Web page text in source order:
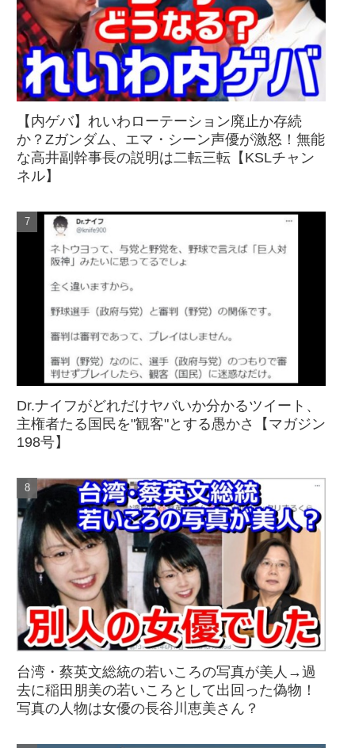
【内ゲバ】れいわローテーション廃止か存続
か？Zガンダム、エマ・シーン声優が激怒！無能
な高井副幹事長の説明は二転三転【KSLチャン
ネル】
Dr.ナイフがどれだけヤバいか分かるツイート、
主権者たる国民を"観客"とする愚かさ【マガジン
198号】
台湾・蔡英文総統の若いころの写真が美人→過
去に稲田朋美の若いころとして出回った偽物！
写真の人物は女優の長谷川恵美さん？